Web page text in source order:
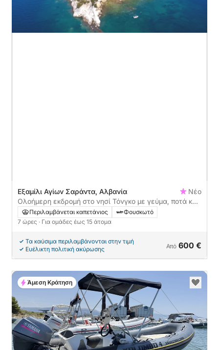
Εξαμίλι Αγίων Σαράντα, Αλβανία
Νέο
Ολοήμερη εκδρομή στο νησί Τόνγκο με γεύμα, ποτά και
τοπικό ξεναγό
Περιλαμβάνεται καπετάνιος
Φουσκωτό
7 ώρες · Για ομάδες έως 15 άτομα
Τα καύσιμα περιλαμβάνονται στην τιμή
Ευέλικτη πολιτική ακύρωσης
Από 600 €
Άμεση Κράτηση